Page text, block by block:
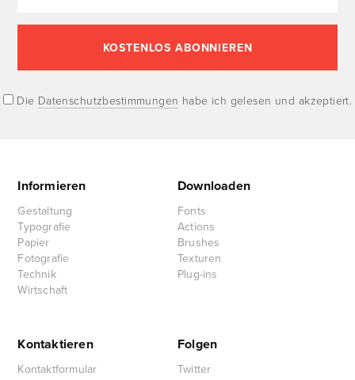
Die Datenschutzbestimmungen habe ich gelesen und akzeptiert.
Informieren
Gestaltung
Typografie
Papier
Fotografie
Technik
Wirtschaft
Downloaden
Fonts
Actions
Brushes
Texturen
Plug-ins
Kontaktieren
Kontaktformular
Folgen
Twitter